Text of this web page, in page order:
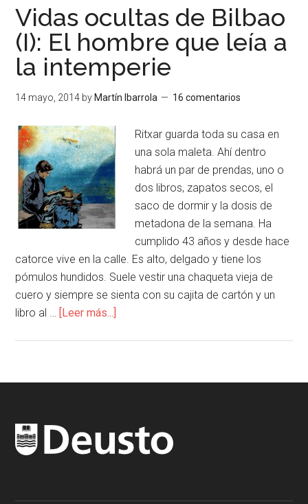
Vidas ocultas de Bilbao
(I): El hombre que leía a
la intemperie
14 mayo, 2014 by Martín Ibarrola 16 comentarios
Ritxar guarda toda su casa en
una sola maleta. Ahí dentro
habrá un par de prendas, uno o
dos libros, zapatos secos, el
saco de dormir y la dosis de
metadona de la semana. Ha
cumplido 43 años y desde hace
catorce vive en la calle. Es alto, delgado y tiene los
pómulos hundidos. Suele vestir una chaqueta vieja de
cuero y siempre se sienta con su cajita de cartón y un
libro al … [Leer más...]